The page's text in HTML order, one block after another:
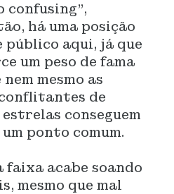
confusing”,
há uma posição
aqui, já que
um peso de fama
mesmo as
de
conseguem
ponto comum.
faixa acabe soando
mesmo que mal